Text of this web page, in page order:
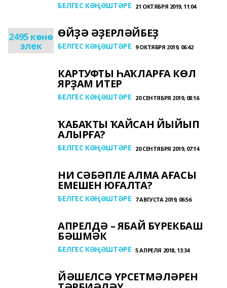
БЕЛГЕС КӘҢӘШТӘРЕ 21 ОКТЯБРЯ 2019, 11:04
2495 көнө
элек
ӨЙҘӘ ӘҘЕРЛӘЙБЕҘ
БЕЛГЕС КӘҢӘШТӘРЕ 9 ОКТЯБРЯ 2019, 06:42
КАРТУФТЫ ҺАҠЛАРҒА КӨЛ
ЯРҘАМ ИТЕР
БЕЛГЕС КӘҢӘШТӘРЕ 20 СЕНТЯБРЯ 2019, 08:16
ҠАБАҠТЫ ҠАЙСАН ЙЫЙЫП
АЛЫРҒА?
БЕЛГЕС КӘҢӘШТӘРЕ 20 СЕНТЯБРЯ 2019, 07:14
НИ СӘБӘПЛЕ АЛМА АҒАСЫ
ЕМЕШЕН ЮҒАЛТА?
БЕЛГЕС КӘҢӘШТӘРЕ 7 АВГУСТА 2019, 06:56
АПРЕЛДӘ – ЯБАЙ БҮРЕКБАШ
БӘШМӘК
БЕЛГЕС КӘҢӘШТӘРЕ 5 АПРЕЛЯ 2018, 13:34
ЙӘШЕЛСӘ ҮРСЕТМӘЛӘРЕН